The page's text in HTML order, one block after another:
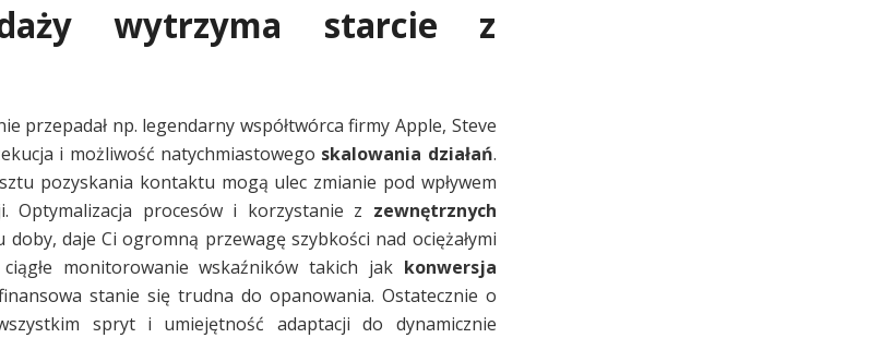
wytrzyma starcie z
przepadał np. legendarny współtwórca firmy Apple, Steve
i możliwość natychmiastowego skalowania działań.
pozyskania kontaktu mogą ulec zmianie pod wpływem
Optymalizacja procesów i korzystanie z zewnętrznych
daje Ci ogromną przewagę szybkości nad ociężałymi
monitorowanie wskaźników takich jak konwersja
stanie się trudna do opanowania. Ostatecznie o
spryt i umiejętność adaptacji do dynamicznie